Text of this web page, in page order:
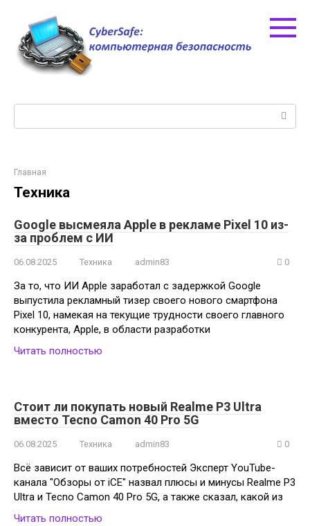
контенту
Главная
Техника
Google высмеяла Apple в рекламе Pixel 10 из-
за проблем с ИИ
06.08.2025 Техника admin83 0
За то, что ИИ Apple заработал с задержкой Google
выпустила рекламный тизер своего нового смартфона
Pixel 10, намекая на текущие трудности своего главного
конкурента, Apple, в области разработки
Читать полностью
Стоит ли покупать новый Realme P3 Ultra
вместо Tecno Camon 40 Pro 5G
06.08.2025 Техника admin83 0
Всё зависит от ваших потребностей Эксперт YouTube-
канала "Обзоры от iCE" назвал плюсы и минусы Realme P3
Ultra и Tecno Camon 40 Pro 5G, а также сказал, какой из
Читать полностью